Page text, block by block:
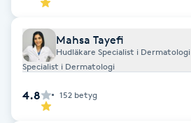
Fotsvamp
Fotvård
Fransar
Mahsa Tayefi
Hudläkare Specialist i Dermatologi
Specialist i Dermatologi
4.8 152 betyg